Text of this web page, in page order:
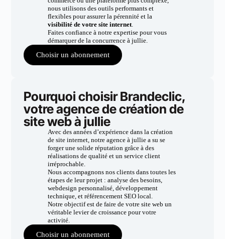
nous utilisons des outils performants et
flexibles pour assurer la pérennité et la
visibilité de votre site internet.
Faites confiance à notre expertise pour vous
démarquer de la concurrence à jullie.
Choisir un abonnement
Pourquoi choisir Brandeclic,
votre agence de création de
site web à jullie
Avec des années d’expérience dans la création
de site internet, notre agence à jullie a su se
forger une solide réputation grâce à des
réalisations de qualité et un service client
irréprochable.
Nous accompagnons nos clients dans toutes les
étapes de leur projet : analyse des besoins,
webdesign personnalisé, développement
technique, et référencement SEO local.
Notre objectif est de faire de votre site web un
véritable levier de croissance pour votre
activité.
Choisir un abonnement